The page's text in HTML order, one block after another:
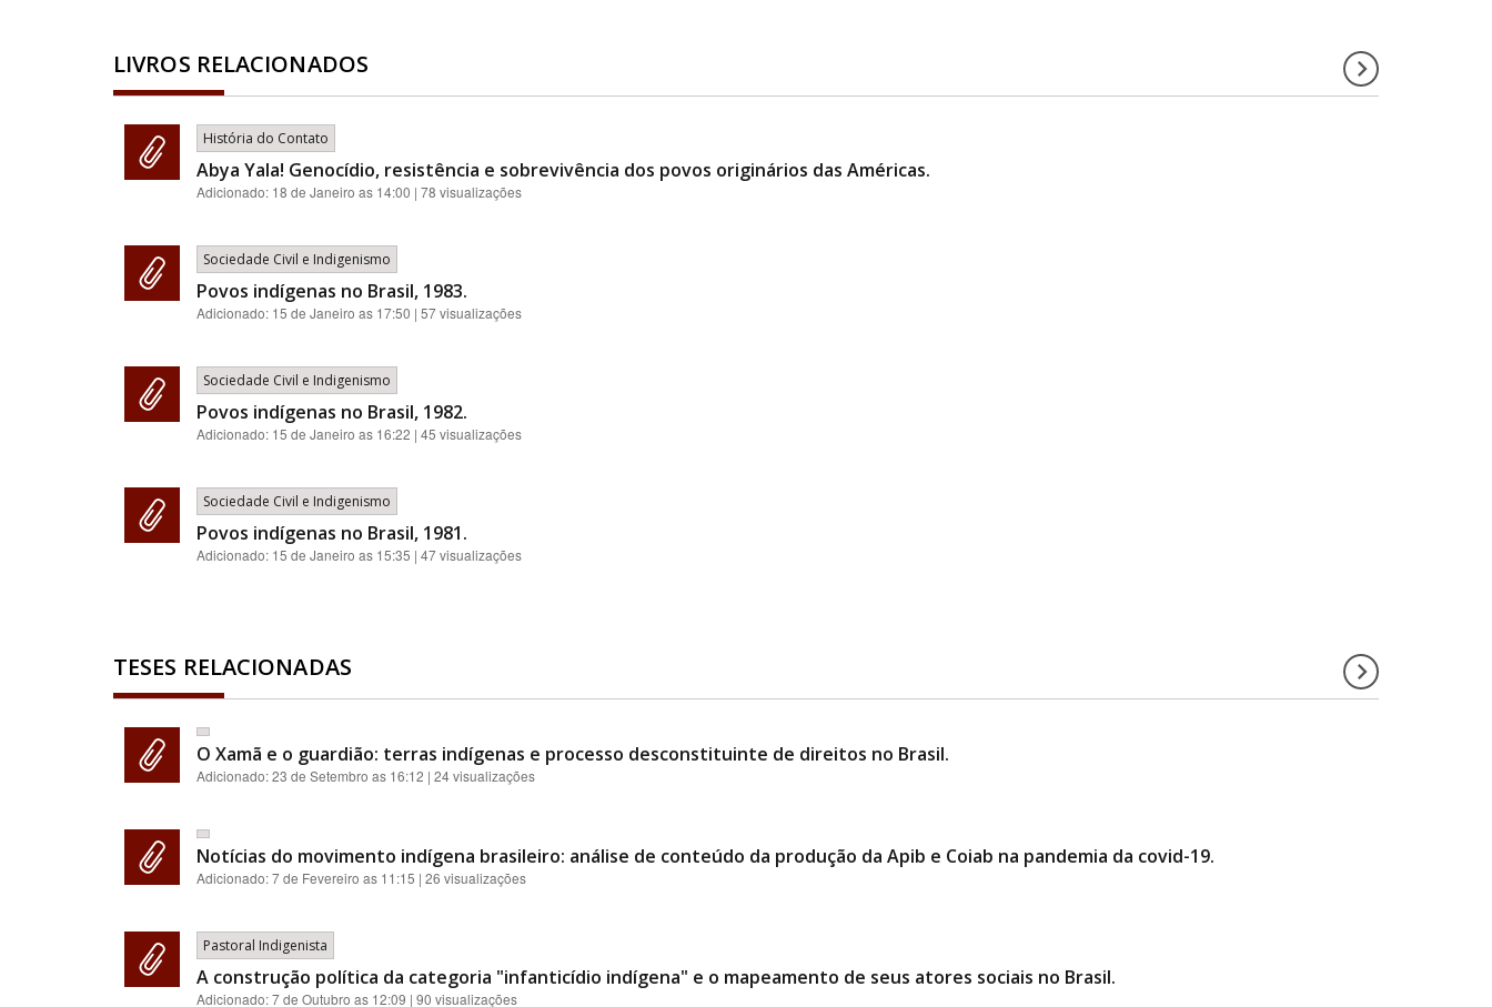
LIVROS RELACIONADOS
História do Contato
Abya Yala! Genocídio, resistência e sobrevivência dos povos originários das Américas.
Adicionado: 18 de Janeiro as 14:00 | 78 visualizações
Sociedade Civil e Indigenismo
Povos indígenas no Brasil, 1983.
Adicionado: 15 de Janeiro as 17:50 | 57 visualizações
Sociedade Civil e Indigenismo
Povos indígenas no Brasil, 1982.
Adicionado: 15 de Janeiro as 16:22 | 45 visualizações
Sociedade Civil e Indigenismo
Povos indígenas no Brasil, 1981.
Adicionado: 15 de Janeiro as 15:35 | 47 visualizações
TESES RELACIONADAS
O Xamã e o guardião: terras indígenas e processo desconstituinte de direitos no Brasil.
Adicionado:23 de Setembro as 16:12 | 24 visualizações
Notícias do movimento indígena brasileiro: análise de conteúdo da produção da Apib e Coiab na pandemia da covid-19.
Adicionado:7 de Fevereiro as 11:15 | 26 visualizações
Pastoral Indigenista
A construção política da categoria "infanticídio indígena" e o mapeamento de seus atores sociais no Brasil.
Adicionado:7 de Outubro as 12:09 | 90 visualizações